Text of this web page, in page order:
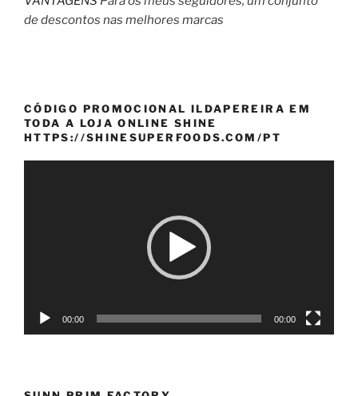
de descontos nas melhores marcas
CÓDIGO PROMOCIONAL ILDAPEREIRA EM
TODA A LOJA ONLINE SHINE
HTTPS://SHINESUPERFOODS.COM/PT
00:00 00:00